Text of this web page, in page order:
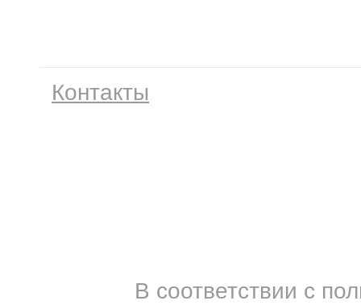
Контакты
В соответствии с